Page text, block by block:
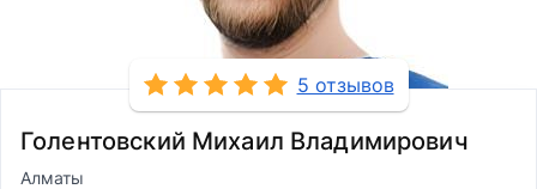
5 отзывов
Голентовский Михаил Владимирович
Алматы